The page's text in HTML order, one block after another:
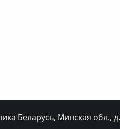
Беларусь, Минская обл.,